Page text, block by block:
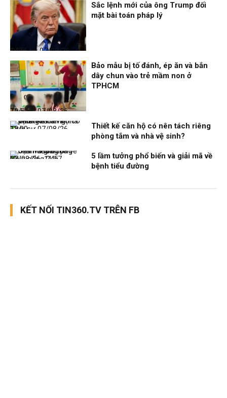
Điểm tin
07/08/26, 14:56
Sắc lệnh mới của ông Trump đối
mặt bài toán pháp lý
Thời sự
07/08/26, 12:51
Bảo mẫu bị tố đánh, ép ăn và bắn
dây chun vào trẻ mầm non ở
TPHCM
Thời sự
07/08/26, 12:00
Thiết kế căn hộ có nên tách riêng
phòng tắm và nhà vệ sinh?
Nhịp sống 24h
07/08/26, 11:57
5 lầm tưởng phổ biến và giải mã về
bệnh tiểu đường
KẾT NỐI TIN360.TV TRÊN FB